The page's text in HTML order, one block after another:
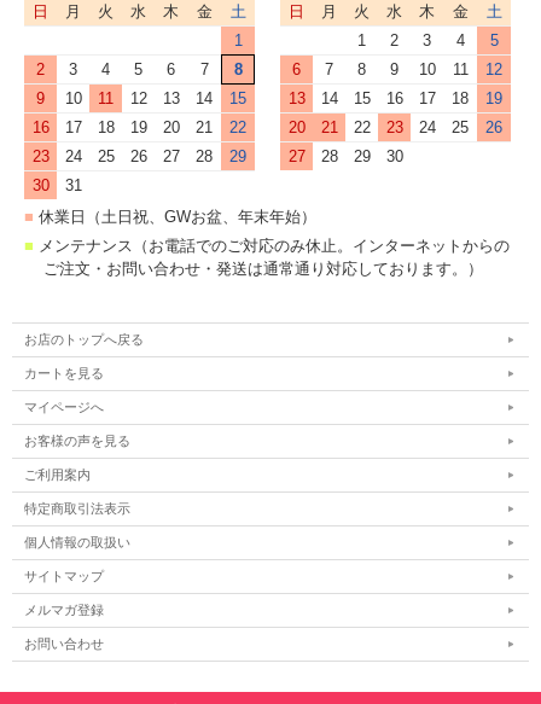
日 月 火 水 木 金
土
1
2
3 4 5 6 7
8
9
10 11 12 13 14
15
16
17 18 19 20 21
22
23
24 25 26 27 28
29
30
31
日 月 火 水 木 金
土
1
2 3 4
5
6
7 8 9 10 11
12
13
14 15 16 17 18
19
20
21 22 23 24 25
26
27
28 29 30
■ 休業日（土日祝、GWお盆、年末年始）
■ メンテナンス（お電話でのご対応のみ休止。インターネットからの
ご注文・お問い合わせ・発送は通常通り対応しております。）
お店のトップへ戻る
カートを見る
マイページへ
お客様の声を見る
ご利用案内
特定商取引法表示
個人情報の取扱い
サイトマップ
メルマガ登録
お問い合わせ